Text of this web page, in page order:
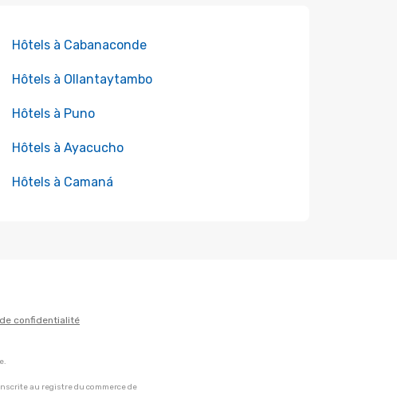
Hôtels à Cabanaconde
Hôtels à Ollantaytambo
Hôtels à Puno
Hôtels à Ayacucho
Hôtels à Camaná
confidentialité
au registre du commerce de